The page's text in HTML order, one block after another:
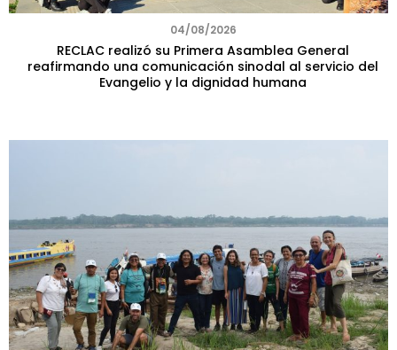
04/08/2026
RECLAC realizó su Primera Asamblea General
reafirmando una comunicación sinodal al servicio del
Evangelio y la dignidad humana